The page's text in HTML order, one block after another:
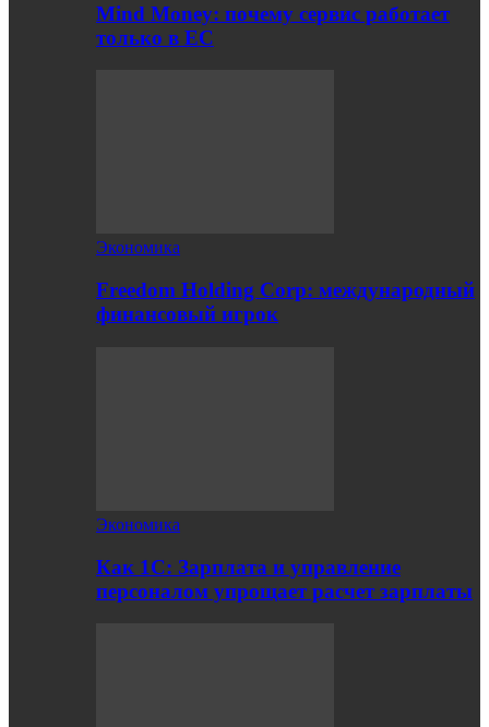
Mind Money: почему сервис работает
только в ЕС
Экономика
Freedom Holding Corp: международный
финансовый игрок
Экономика
Как 1С: Зарплата и управление
персоналом упрощает расчет зарплаты